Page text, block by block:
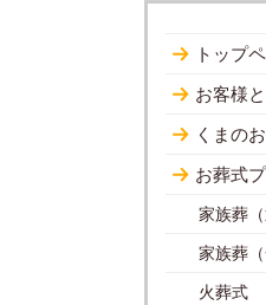
トップ
お客様
くまの
お葬式
家族葬（
家族葬（
火葬式